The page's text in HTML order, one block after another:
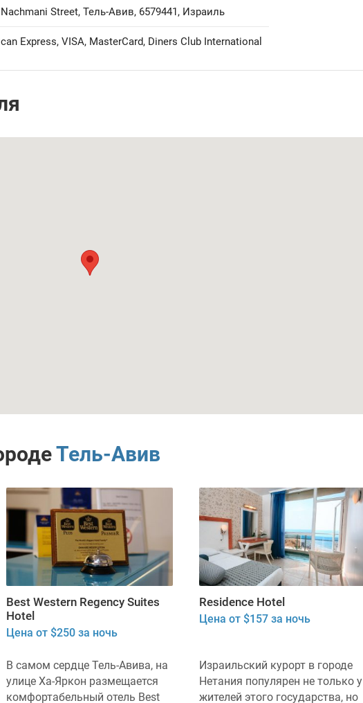
Street, Тель-Авив, 6579441, Израиль
Express, VISA, MasterCard, Diners Club International
Тель-Авив
Best Western Regency Suites
Hotel
Цена от $250 за ночь
В самом сердце Тель-Авива, на
улице Ха-Яркон размещается
комфортабельный отель Best
Residence Hotel
Цена от $157 за ночь
Израильский курорт в городе
Нетания популярен не только у
жителей этого государства, но